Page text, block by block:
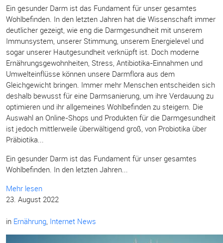
Ein gesunder Darm ist das Fundament für unser gesamtes
Wohlbefinden. In den letzten Jahren hat die Wissenschaft immer
deutlicher gezeigt, wie eng die Darmgesundheit mit unserem
Immunsystem, unserer Stimmung, unserem Energielevel und
sogar unserer Hautgesundheit verknüpft ist. Doch moderne
Ernährungsgewohnheiten, Stress, Antibiotika-Einnahmen und
Umwelteinflüsse können unsere Darmflora aus dem
Gleichgewicht bringen. Immer mehr Menschen entscheiden sich
deshalb bewusst für eine Darmsanierung, um ihre Verdauung zu
optimieren und ihr allgemeines Wohlbefinden zu steigern. Die
Auswahl an Online-Shops und Produkten für die Darmgesundheit
ist jedoch mittlerweile überwältigend groß, von Probiotika über
Präbiotika...
Ein gesunder Darm ist das Fundament für unser gesamtes
Wohlbefinden. In den letzten Jahren...
Mehr lesen
23. August 2022
in Ernährung, Internet News